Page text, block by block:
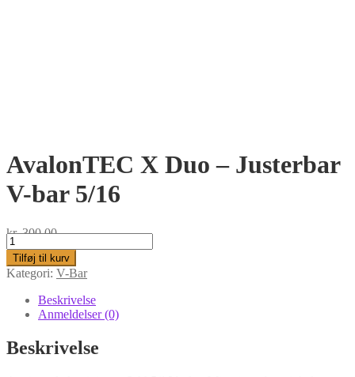
AvalonTEC X Duo – Justerbar
V-bar 5/16
kr.300,00
AvalonTEC
X
Duo
-
Justerbar
5/16
antal
Tilføj til kurv
Kategori: V-Bar
Beskrivelse
Anmeldelser (0)
Beskrivelse